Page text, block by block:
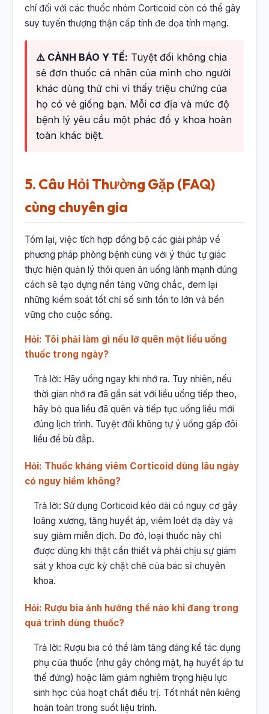
chí đối với các thuốc nhóm Corticoid còn có thể gây
suy tuyến thượng thận cấp tính đe dọa tính mạng.
⚠️ CẢNH BÁO Y TẾ: Tuyệt đối không chia
sẻ đơn thuốc cá nhân của mình cho người
khác dùng thử chỉ vì thấy triệu chứng của
họ có vẻ giống bạn. Mỗi cơ địa và mức độ
bệnh lý yêu cầu một phác đồ y khoa hoàn
toàn khác biệt.
5. Câu Hỏi Thường Gặp (FAQ)
cùng chuyên gia
Tóm lại, việc tích hợp đồng bộ các giải pháp về
phương pháp phòng bệnh cùng với ý thức tự giác
thực hiện quản lý thói quen ăn uống lành mạnh đúng
cách sẽ tạo dựng nền tảng vững chắc, đem lại
những kiểm soát tốt chỉ số sinh tồn to lớn và bền
vững cho cuộc sống.
Hỏi: Tôi phải làm gì nếu lỡ quên một liều uống
thuốc trong ngày?
Trả lời: Hãy uống ngay khi nhớ ra. Tuy nhiên, nếu
thời gian nhớ ra đã gần sát với liều uống tiếp theo,
hãy bỏ qua liều đã quên và tiếp tục uống liều mới
đúng lịch trình. Tuyệt đối không tự ý uống gấp đôi
liều để bù đắp.
Hỏi: Thuốc kháng viêm Corticoid dùng lâu ngày
có nguy hiểm không?
Trả lời: Sử dụng Corticoid kéo dài có nguy cơ gây
loãng xương, tăng huyết áp, viêm loét dạ dày và
suy giảm miễn dịch. Do đó, loại thuốc này chỉ
được dùng khi thật cần thiết và phải chịu sự giám
sát y khoa cực kỳ chặt chẽ của bác sĩ chuyên
khoa.
Hỏi: Rượu bia ảnh hưởng thế nào khi đang trong
quá trình dùng thuốc?
Trả lời: Rượu bia có thể làm tăng đáng kể tác dụng
phụ của thuốc (như gây chóng mặt, hạ huyết áp tư
thế đứng) hoặc làm giảm nghiêm trọng hiệu lực
sinh học của hoạt chất điều trị. Tốt nhất nên kiêng
hoàn toàn trong suốt liệu trình.